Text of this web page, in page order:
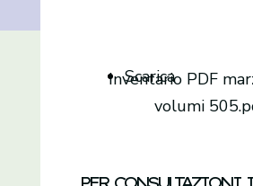
Scarica
Inventario PDF
volumi